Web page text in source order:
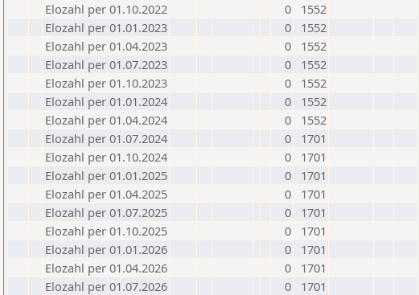
Elozahl per 01.10.2022
0
1552
Elozahl per 01.01.2023
0
1552
Elozahl per 01.04.2023
0
1552
Elozahl per 01.07.2023
0
1552
Elozahl per 01.10.2023
0
1552
Elozahl per 01.01.2024
0
1552
Elozahl per 01.04.2024
0
1552
Elozahl per 01.07.2024
0
1701
Elozahl per 01.10.2024
0
1701
Elozahl per 01.01.2025
0
1701
Elozahl per 01.04.2025
0
1701
Elozahl per 01.07.2025
0
1701
Elozahl per 01.10.2025
0
1701
Elozahl per 01.01.2026
0
1701
Elozahl per 01.04.2026
0
1701
Elozahl per 01.07.2026
0 1701